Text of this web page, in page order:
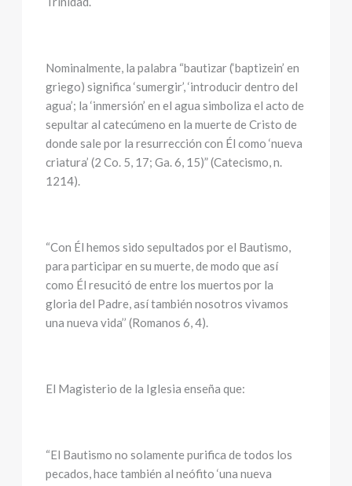
Nominalmente, la palabra “bautizar (‘baptizein’ en
griego) significa ‘sumergir’, ‘introducir dentro del
agua’; la ‘inmersión’ en el agua simboliza el acto de
sepultar al catecúmeno en la muerte de Cristo de
donde sale por la resurrección con Él como ‘nueva
criatura’ (2 Co. 5, 17; Ga. 6, 15)” (Catecismo, n.
1214).
“Con Él hemos sido sepultados por el Bautismo,
para participar en su muerte, de modo que así
como Él resucitó de entre los muertos por la
gloria del Padre, así también nosotros vivamos
una nueva vida’’ (Romanos 6, 4).
El Magisterio de la Iglesia enseña que:
“El Bautismo no solamente purifica de todos los
pecados, hace también al neófito ‘una nueva